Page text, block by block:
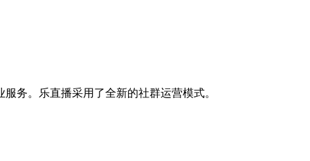
务。乐直播采用了全新的社群运营模式。